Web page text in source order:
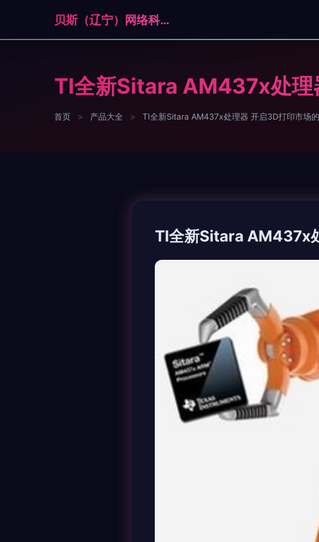
贝斯（辽宁）网络科技有限公司
TI全新Sitara AM437x处理
首页 > 产品大全 > TI全新Sitara AM437x处理器 开启3D打印市场
TI全新Sitara AM437x